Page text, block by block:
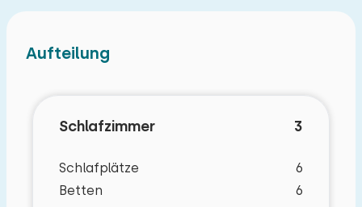
Aufteilung
Schlafzimmer 3
Schlafplätze
6
Betten
6